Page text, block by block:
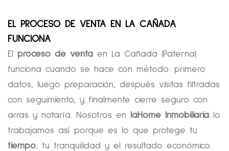
EL PROCESO DE VENTA EN LA CAÑADA
FUNCIONA
El proceso de venta en La Cañada (Paterna)
funciona cuando se hace con método: primero
datos, luego preparación, después visitas filtradas
con seguimiento, y finalmente cierre seguro con
arras y notaría. Nosotros en
laHome Inmobiliaria lo
trabajamos así porque es lo que protege tu
tiempo, tu tranquilidad y el resultado económico.